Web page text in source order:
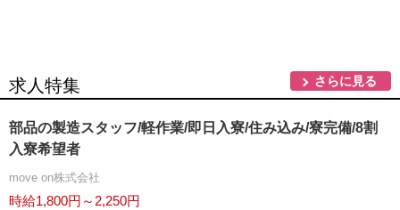
求人特集 さらに見る
部品の製造スタッフ/軽作業/即日入寮/住み込み/寮完備/8割
入寮希望者
move on株式会社
時給1,800円～2,250円